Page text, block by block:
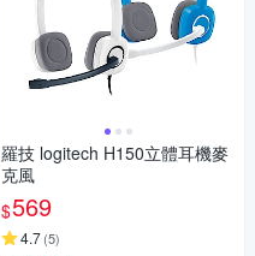
羅技 logitech H150立體耳機麥
克風
$569
4.7(5)